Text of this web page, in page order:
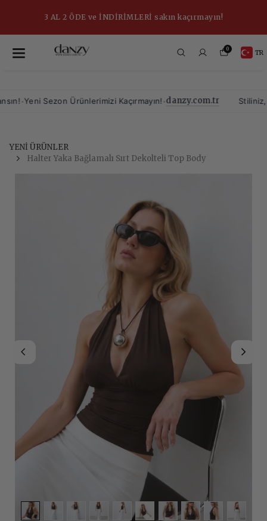
3 AL 2 ÖDE ve İNDİRİMLERİ sakın kaçırmayın!
0 TR
•Yeni Sezon Ürünlerimizi Kaçırmayın!•danzy.com.tr Stiliniz,
YENİ ÜRÜNLER
Halter Yaka Bağlamalı Sırt Dekolteli Top Body